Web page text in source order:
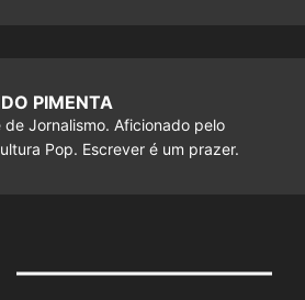
PIMENTA
de Jornalismo. Aficionado pelo
Pop. Escrever é um prazer.